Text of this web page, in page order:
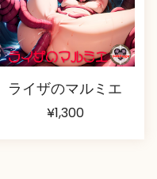
ライザのマルミエ
¥1,300